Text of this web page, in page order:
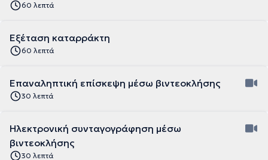
60 λεπτά
Εξέταση καταρράκτη
60 λεπτά
Επαναληπτική επίσκεψη μέσω βιντεοκλήσης
30 λεπτά
Ηλεκτρονική συνταγογράφηση μέσω
βιντεοκλήσης
30 λεπτά